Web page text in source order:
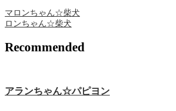
マロンちゃん☆柴犬
ロンちゃん☆柴犬
Recommended
アランちゃん☆パピヨン